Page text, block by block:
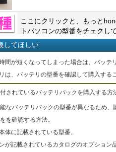
ここにクリックと、もっと
トパソコンの型番をチェクし
してほしい
間が短くなってしまった場合は、バッテ
は、バッテリの型番を確認して購入する
されているバッテリパックを購入する方
なバッテリパックの型番が異なるため、
を確認する方法。
体に記載されている型番。
が記載されているカタログのオプション